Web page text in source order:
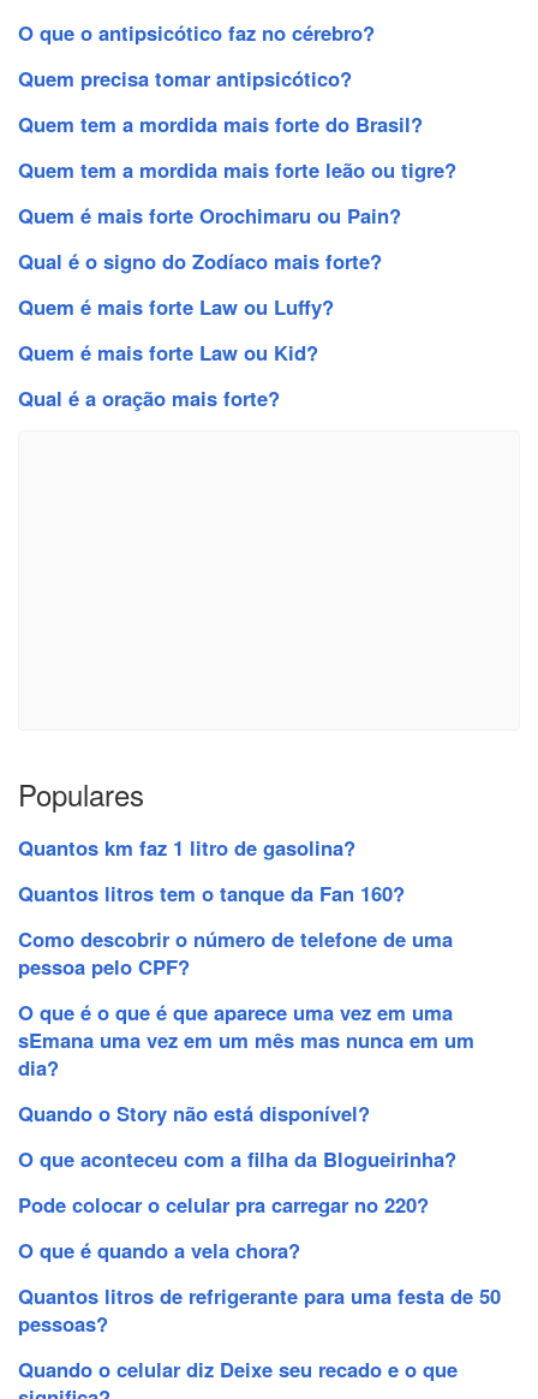
O que o antipsicótico faz no cérebro?
Quem precisa tomar antipsicótico?
Quem tem a mordida mais forte do Brasil?
Quem tem a mordida mais forte leão ou tigre?
Quem é mais forte Orochimaru ou Pain?
Qual é o signo do Zodíaco mais forte?
Quem é mais forte Law ou Luffy?
Quem é mais forte Law ou Kid?
Qual é a oração mais forte?
Populares
Quantos km faz 1 litro de gasolina?
Quantos litros tem o tanque da Fan 160?
Como descobrir o número de telefone de uma
pessoa pelo CPF?
O que é o que é que aparece uma vez em uma
sEmana uma vez em um mês mas nunca em um
dia?
Quando o Story não está disponível?
O que aconteceu com a filha da Blogueirinha?
Pode colocar o celular pra carregar no 220?
O que é quando a vela chora?
Quantos litros de refrigerante para uma festa de 50
pessoas?
Quando o celular diz Deixe seu recado e o que